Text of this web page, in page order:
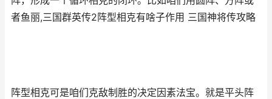
者鱼丽,三国群英传2阵型相克有啥子作用 三国神将传攻略
阵型相克可是咱们克敌制胜的决定因素法宝。就是平头阵